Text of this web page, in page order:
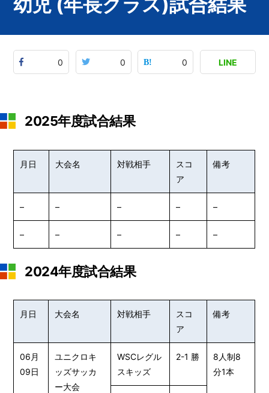
0 0 0 LINE
2025年度試合結果
月日 大会名 対戦相手
スコ
ア
備考
– – – – –
– – – – –
2024年度試合結果
月日 大会名 対戦相手
スコ
ア
備考
06月
09日
ユニクロキ
ッズサッカ
ー大会
WSCレグル
スキッズ
2-1 勝
8人制8
分1本